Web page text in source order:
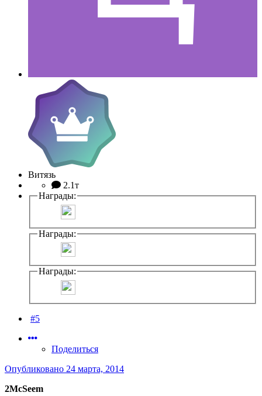
Витязь
2.1т
Награды:
Награды:
Награды:
#5
Поделиться
Опубликовано 24 марта, 2014
2McSeem